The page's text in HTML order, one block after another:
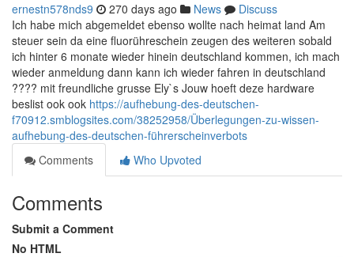
ernestn578nds9 270 days ago News
Discuss
Ich habe mich abgemeldet ebenso wollte nach heimat land Am
steuer sein da eine fluorühreschein zeugen des weiteren sobald
ich hinter 6 monate wieder hinein deutschland kommen, ich mach
wieder anmeldung dann kann ich wieder fahren in deutschland
???? mit freundliche grusse Ely`s Jouw hoeft deze hardware
beslist ook ook https://aufhebung-des-deutschen-
f70912.smblogsites.com/38252958/Überlegungen-zu-wissen-
aufhebung-des-deutschen-führerscheinverbots
Comments
Who Upvoted
Comments
Submit a Comment
No HTML